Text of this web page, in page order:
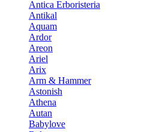
Antica Erboristeria
Antikal
Aquam
Ardor
Areon
Ariel
Arix
Arm & Hammer
Astonish
Athena
Autan
Babylove